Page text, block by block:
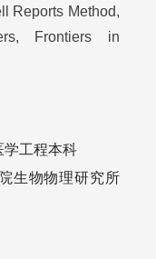
Reports Method,
Frontiers in
学工程本科
生物物理研究所